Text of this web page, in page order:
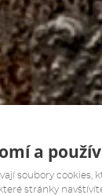
a
soubory cookies,
stránky